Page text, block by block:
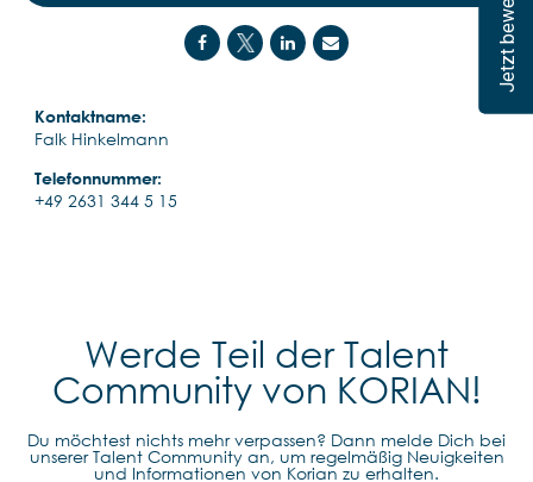
Kontaktname:
Falk Hinkelmann
Telefonnummer:
+49 2631 344 5 15
Werde Teil der Talent
Community von KORIAN!
Du möchtest nichts mehr verpassen? Dann melde Dich bei
unserer Talent Community an, um regelmäßig Neuigkeiten
und Informationen von Korian zu erhalten.